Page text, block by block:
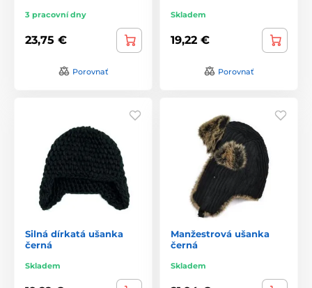
3 pracovní dny
23,75 €
Porovnať
Skladem
19,22 €
Porovnať
Silná dírkatá ušanka
černá
Skladem
Manžestrová ušanka
černá
Skladem